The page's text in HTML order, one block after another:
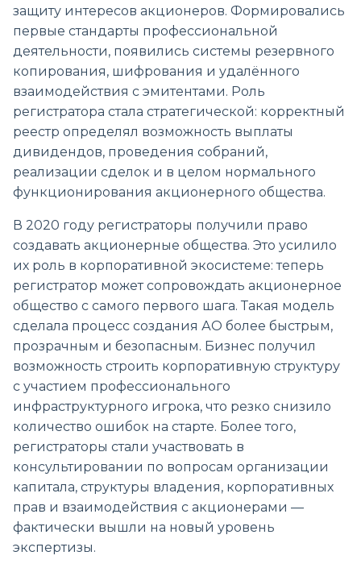
защиту интересов акционеров. Формировались
первые стандарты профессиональной
деятельности, появились системы резервного
копирования, шифрования и удалённого
взаимодействия с эмитентами. Роль
регистратора стала стратегической: корректный
реестр определял возможность выплаты
дивидендов, проведения собраний,
реализации сделок и в целом нормального
функционирования акционерного общества.
В 2020 году регистраторы получили право
создавать акционерные общества. Это усилило
их роль в корпоративной экосистеме: теперь
регистратор может сопровождать акционерное
общество с самого первого шага. Такая модель
сделала процесс создания АО более быстрым,
прозрачным и безопасным. Бизнес получил
возможность строить корпоративную структуру
с участием профессионального
инфраструктурного игрока, что резко снизило
количество ошибок на старте. Более того,
регистраторы стали участвовать в
консультировании по вопросам организации
капитала, структуры владения, корпоративных
прав и взаимодействия с акционерами —
фактически вышли на новый уровень
экспертизы.